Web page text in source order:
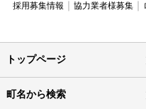
採用募集情報 協力業者様募集
トップページ
町名から検索